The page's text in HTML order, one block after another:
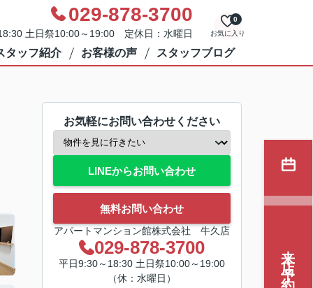
029-878-3700
土日祭10:00～19:00 定休日：水曜日 お気に入り
0
タッフ紹介 お客様の声 スタッフブログ
お気軽にお問い合わせください
LINEからお問い合わせ
無料お問い合わせ
アパートマンション館株式会社 牛久店
029-878-3700
平日9:30～18:30 土日祭10:00～19:00
（休：水曜日）
来店予約